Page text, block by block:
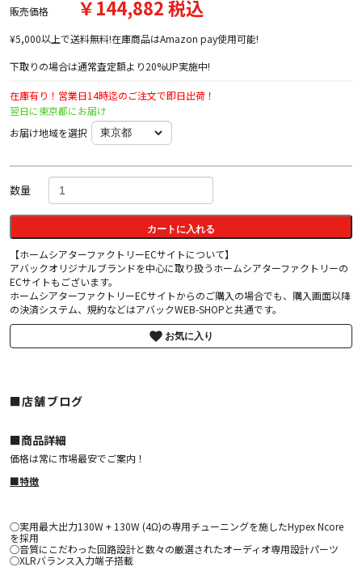
販売価格 ￥144,882 税込
¥5,000以上で送料無料!在庫商品はAmazon pay使用可能!
下取りの場合は通常査定額より20%UP実施中!
在庫有り！営業日14時迄のご注文で即日出荷！
翌日に東京都にお届け
お届け地域を選択
数量
カートに入れる
【ホームシアターファクトリーECサイトについて】
アバックオリジナルブランドを中心に取り扱うホームシアターファクトリーの
ECサイトもございます。
ホームシアターファクトリーECサイトからのご購入の場合でも、購入画面以降
の決済システム、規約などはアバックWEB-SHOPと共通です。
お気に入り
■店舗ブログ
■︎商品詳細
価格は常に市場最安でご案内！
■特徴
○実用最大出力130W + 130W (4Ω)の専用チューニングを施したHypex Ncore
を採用
○音質にこだわった回路設計と数々の厳選されたオーディオ専用設計パーツ
○XLRバランス入力端子搭載